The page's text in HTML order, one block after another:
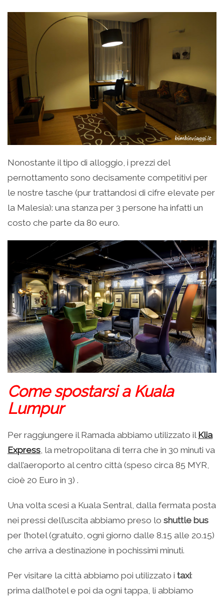
Nonostante il tipo di alloggio, i prezzi del
pernottamento sono decisamente competitivi per
le nostre tasche (pur trattandosi di cifre elevate per
la Malesia): una stanza per 3 persone ha infatti un
costo che parte da 80 euro.
Come spostarsi a Kuala
Lumpur
Per raggiungere il Ramada abbiamo utilizzato il Klia
Express, la metropolitana di terra che in 30 minuti va
dall’aeroporto al centro città (speso circa 85 MYR,
cioè 20 Euro in 3) .
Una volta scesi a Kuala Sentral, dalla fermata posta
nei pressi dell’uscita abbiamo preso lo shuttle bus
per l’hotel (gratuito, ogni giorno dalle 8.15 alle 20.15)
che arriva a destinazione in pochissimi minuti.
Per visitare la città abbiamo poi utilizzato i taxi:
prima dall’hotel e poi da ogni tappa, li abbiamo